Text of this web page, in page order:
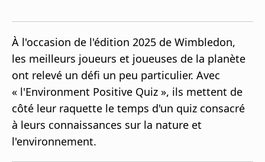
Replays
Podcasts
En Direct
Gérer les
notifications
Contactez nous
Grille TV
À l'occasion de l'édition 2025 de Wimbledon,
les meilleurs joueurs et joueuses de la planète
ont relevé un défi un peu particulier. Avec
« l'Environment Positive Quiz », ils mettent de
côté leur raquette le temps d'un quiz consacré
à leurs connaissances sur la nature et
l'environnement.